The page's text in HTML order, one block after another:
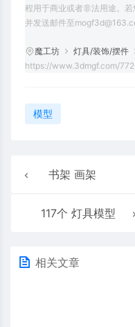
程用于商业或者非法用途。
并发送邮件至
魔工坊 灯具/装饰/摆件
https://www.3dmgf.com/
模型
书架 画架
117个 灯具模型
相关文章